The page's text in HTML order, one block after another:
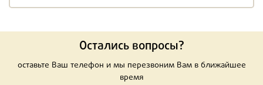
Остались вопросы?
оставьте Ваш телефон и мы перезвоним Вам в ближайшее
время